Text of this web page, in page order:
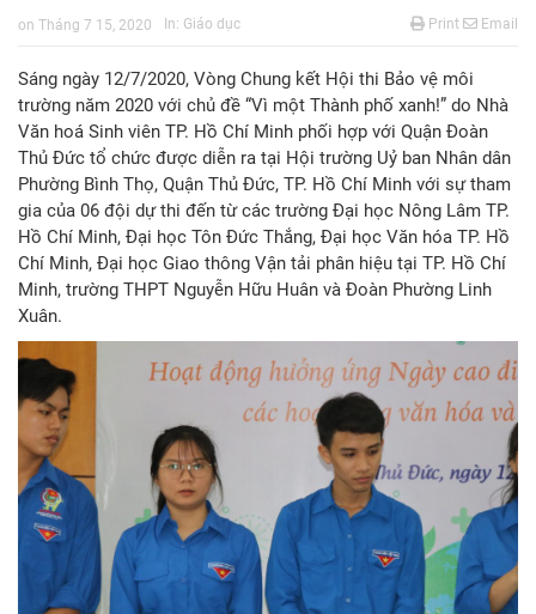
on Tháng 7 15, 2020 In: Giáo dục Print Email
Sáng ngày 12/7/2020, Vòng Chung kết Hội thi Bảo vệ môi
trường năm 2020 với chủ đề “Vì một Thành phố xanh!” do Nhà
Văn hoá Sinh viên TP. Hồ Chí Minh phối hợp với Quận Đoàn
Thủ Đức tổ chức được diễn ra tại Hội trường Uỷ ban Nhân dân
Phường Bình Thọ, Quận Thủ Đức, TP. Hồ Chí Minh với sự tham
gia của 06 đội dự thi đến từ các trường Đại học Nông Lâm TP.
Hồ Chí Minh, Đại học Tôn Đức Thắng, Đại học Văn hóa TP. Hồ
Chí Minh, Đại học Giao thông Vận tải phân hiệu tại TP. Hồ Chí
Minh, trường THPT Nguyễn Hữu Huân và Đoàn Phường Linh
Xuân.